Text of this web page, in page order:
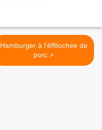
Hamburger à l'éffilochée de
porc >